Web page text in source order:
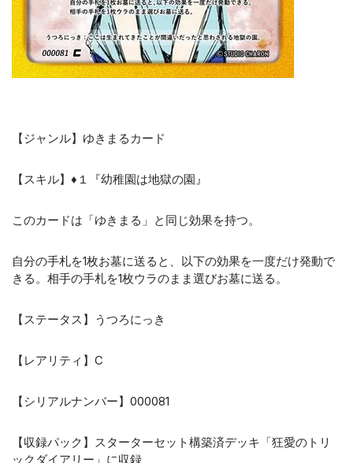
【ジャンル】ゆきまるカード
【スキル】♦１『幼稚園は地獄の園』
このカードは「ゆきまる」と同じ効果を持つ。
自分の手札を1枚お墓に送ると、以下の効果を一度だけ発動で
きる。相手の手札を1枚ウラのまま選びお墓に送る。
【ステータス】うつろにっき
【レアリティ】C
【シリアルナンバー】000081
【収録パック】スターターセット構築済デッキ「狂愛のトリ
ックダイアリー」に収録